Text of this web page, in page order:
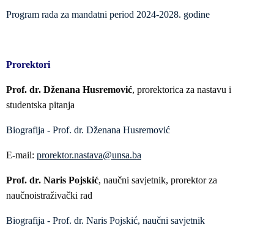
Program rada za mandatni period 2024-2028. godine
Prorektori
Prof. dr. Dženana Husremović, prorektorica za nastavu i
studentska pitanja
Biografija - Prof. dr. Dženana Husremović
E-mail: prorektor.nastava@unsa.ba
Prof. dr. Naris Pojskić, naučni savjetnik, prorektor za
naučnoistraživački rad
Biografija - Prof. dr. Naris Pojskić, naučni savjetnik